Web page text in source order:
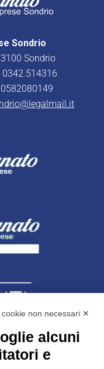
Sondrio
Sondrio
0342.514316
socio
cookie non necessari ✕
alcuni
e